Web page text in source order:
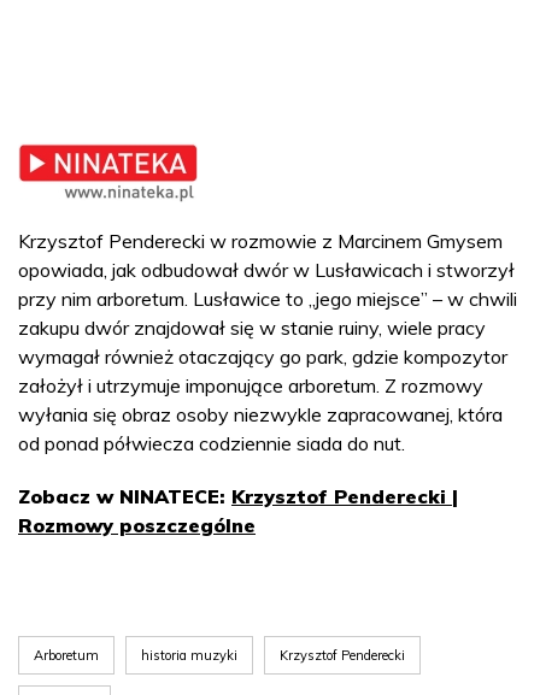
Krzysztof Penderecki w rozmowie z Marcinem Gmysem
opowiada, jak odbudował dwór w Lusławicach i stworzył
przy nim arboretum. Lusławice to „jego miejsce” – w chwili
zakupu dwór znajdował się w stanie ruiny, wiele pracy
wymagał również otaczający go park, gdzie kompozytor
założył i utrzymuje imponujące arboretum. Z rozmowy
wyłania się obraz osoby niezwykle zapracowanej, która
od ponad półwiecza codziennie siada do nut.
Zobacz w NINATECE: Krzysztof Penderecki |
Rozmowy poszczególne
Arboretum historia muzyki Krzysztof Penderecki